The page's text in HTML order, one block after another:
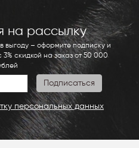
на рассылку
выгоду – оформите подписку и
3% скидкой на заказ от 50 000
персональных данных